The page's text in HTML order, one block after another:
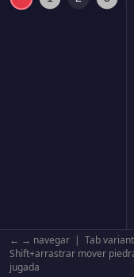
← → navegar | Tab
Shift+arrastrar mover
jugada